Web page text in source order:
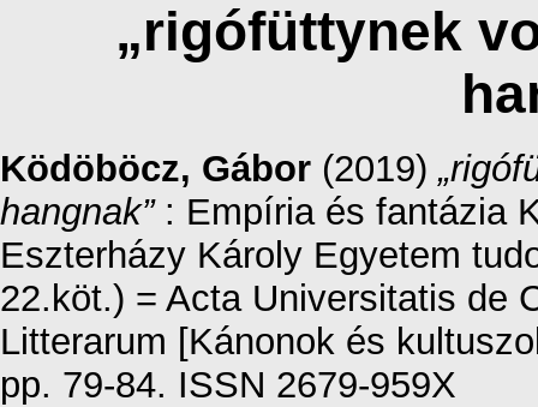
„rigófüttynek
Ködöböcz, Gábor (2019)
hangnak”: Empíria és fantázia
Eszterházy Károly Egyetem
22.köt.) = Acta Universitatis de
Litterarum [Kánonok és
pp. 79-84. ISSN 2679-959X